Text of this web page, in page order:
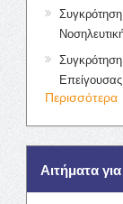
Περισσότερα
Αιτήματα